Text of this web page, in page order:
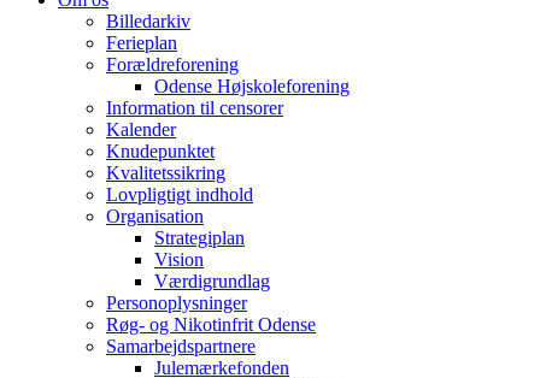
Billedarkiv
Ferieplan
Forældreforening
Odense Højskoleforening
Information til censorer
Kalender
Knudepunktet
Kvalitetssikring
Lovpligtigt indhold
Organisation
Strategiplan
Vision
Værdigrundlag
Personoplysninger
Røg- og Nikotinfrit Odense
Samarbejdspartnere
Julemærkefonden